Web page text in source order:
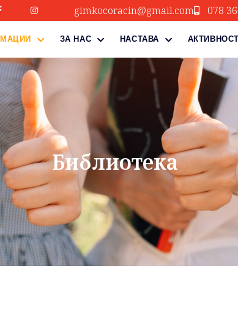
gimkocoracin@gmail.com 078
ЗА НАС НАСТАВА
Библиотека